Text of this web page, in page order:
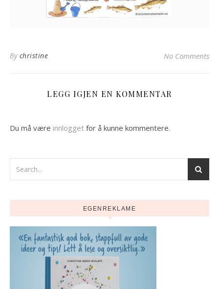
By christine No Comments
LEGG IGJEN EN KOMMENTAR
Du må være innlogget for å kunne kommentere.
EGENREKLAME